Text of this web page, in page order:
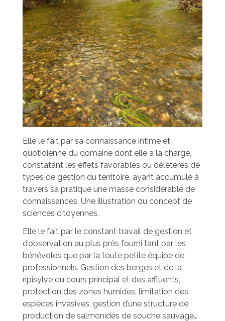
Elle le fait par sa connaissance intime et
quotidienne du domaine dont elle a la charge,
constatant les effets favorables ou délétères de
types de gestion du territoire, ayant accumulé à
travers sa pratique une masse considérable de
connaissances. Une illustration du concept de
sciences citoyennes.
Elle le fait par le constant travail de gestion et
d’observation au plus près fourni tant par les
bénévoles que par la toute petite équipe de
professionnels. Gestion des berges et de la
ripisylve du cours principal et des affluents,
protection des zones humides, limitation des
espèces invasives, gestion d’une structure de
production de salmonidés de souche sauvage…